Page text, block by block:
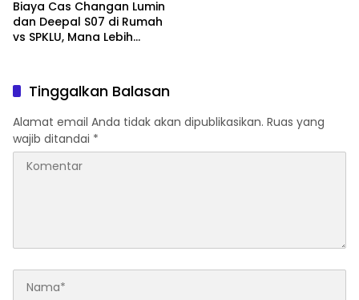
Biaya Cas Changan Lumin
dan Deepal S07 di Rumah
vs SPKLU, Mana Lebih
Tinggalkan Balasan
Alamat email Anda tidak akan dipublikasikan. Ruas yang
wajib ditandai *